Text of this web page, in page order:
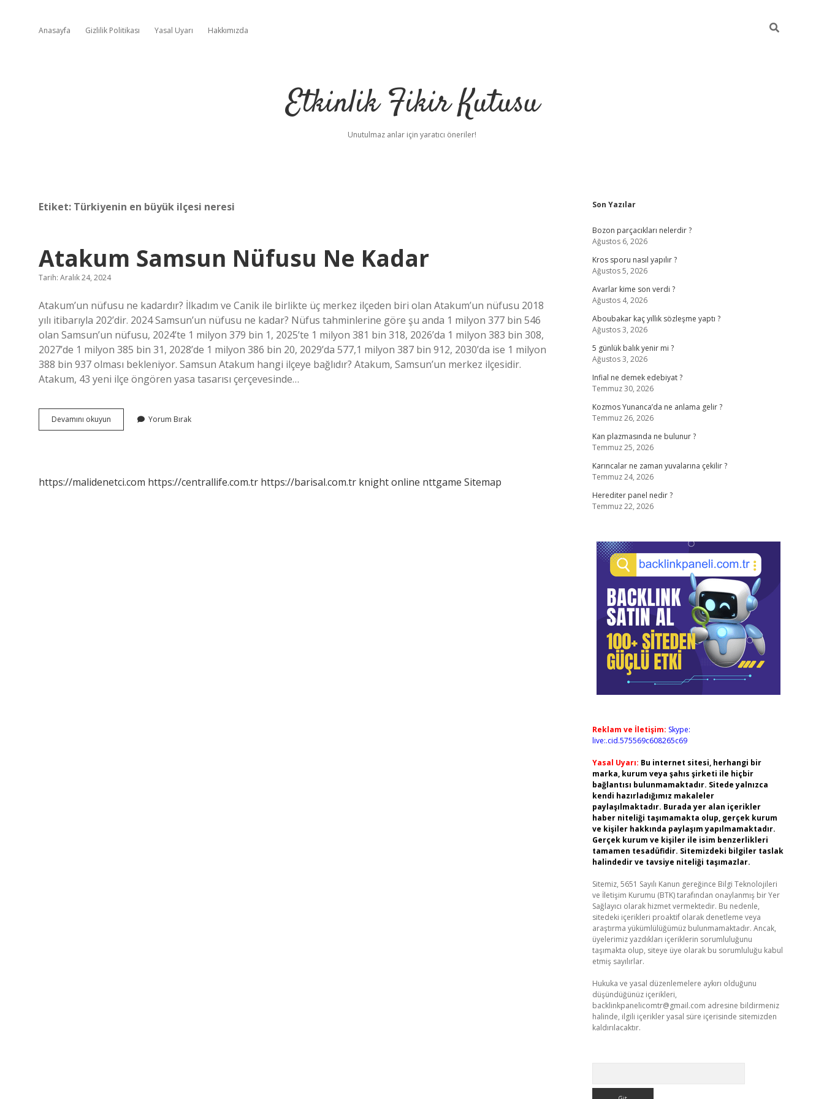
Anasayfa Gizlilik Politikası Yasal Uyarı Hakkımızda
Etkinlik Fikir Kutusu
Unutulmaz anlar için yaratıcı öneriler!
Etiket: Türkiyenin en büyük ilçesi neresi
Atakum Samsun Nüfusu Ne Kadar
Tarih: Aralık 24, 2024
Atakum’un nüfusu ne kadardır? İlkadım ve Canik ile birlikte üç merkez ilçeden biri olan Atakum’un nüfusu 2018
yılı itibarıyla 202’dir. 2024 Samsun’un nüfusu ne kadar? Nüfus tahminlerine göre şu anda 1 milyon 377 bin 546
olan Samsun’un nüfusu, 2024’te 1 milyon 379 bin 1, 2025’te 1 milyon 381 bin 318, 2026’da 1 milyon 383 bin 308,
2027’de 1 milyon 385 bin 31, 2028’de 1 milyon 386 bin 20, 2029’da 577,1 milyon 387 bin 912, 2030’da ise 1 milyon
388 bin 937 olması bekleniyor. Samsun Atakum hangi ilçeye bağlıdır? Atakum, Samsun’un merkez ilçesidir.
Atakum, 43 yeni ilçe öngören yasa tasarısı çerçevesinde…
Devamını okuyun
Samsun
Yorum Bırak
https://malidenetci.com https://centrallife.com.tr https://barisal.com.tr knight online nttgame Sitemap
Sidebar
Son Yazılar
Bozon parçacıkları nelerdir ?
Ağustos 6, 2026
Kros sporu nasıl yapılır ?
Ağustos 5, 2026
Avarlar kime son verdi ?
Ağustos 4, 2026
Aboubakar kaç yıllık sözleşme yaptı ?
Ağustos 3, 2026
5 günlük balık yenir mi ?
Ağustos 3, 2026
Infial ne demek edebiyat ?
Temmuz 30, 2026
Kozmos Yunanca’da ne anlama gelir ?
Temmuz 26, 2026
Kan plazmasında ne bulunur ?
Temmuz 25, 2026
Karıncalar ne zaman yuvalarına çekilir ?
Temmuz 24, 2026
Herediter panel nedir ?
Temmuz 22, 2026
Reklam ve İletişim: Skype:
live:.cid.575569c608265c69
Yasal Uyarı: Bu internet sitesi, herhangi bir
marka, kurum veya şahıs şirketi ile hiçbir
bağlantısı bulunmamaktadır. Sitede yalnızca
kendi hazırladığımız makaleler
paylaşılmaktadır. Burada yer alan içerikler
haber niteliği taşımamakta olup, gerçek kurum
ve kişiler hakkında paylaşım yapılmamaktadır.
Gerçek kurum ve kişiler ile isim benzerlikleri
tamamen tesadüfidir. Sitemizdeki bilgiler taslak
halindedir ve tavsiye niteliği taşımazlar.
Sitemiz, 5651 Sayılı Kanun gereğince Bilgi Teknolojileri
ve İletişim Kurumu (BTK) tarafından onaylanmış bir Yer
Sağlayıcı olarak hizmet vermektedir. Bu nedenle,
sitedeki içerikleri proaktif olarak denetleme veya
araştırma yükümlülüğümüz bulunmamaktadır. Ancak,
üyelerimiz yazdıkları içeriklerin sorumluluğunu
taşımakta olup, siteye üye olarak bu sorumluluğu kabul
etmiş sayılırlar.
Hukuka ve yasal düzenlemelere aykırı olduğunu
düşündüğünüz içerikleri,
backlinkpanelicomtr@gmail.com adresine bildirmeniz
halinde, ilgili içerikler yasal süre içerisinde sitemizden
kaldırılacaktır.